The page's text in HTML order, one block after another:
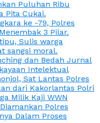
Puluhan Ribu
Pita Cukai.
ke -79, Polres
3 Pilar.
Sulis warga
sangsi moral.
dan Bedah Jurnal
Intelektual
Sat Lantas Polres
dari Kakorlantas Polri
Milik Kaji WWN
Polres
Dalam Proses